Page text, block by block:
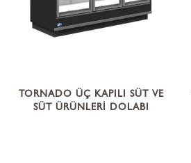
HABERLER
ÜRÜN TİPİ -3
YURT DIŞI SATIŞ
TORNADO ÜÇ KAPILI SÜT VE
SÜT ÜRÜNLERİ DOLABI